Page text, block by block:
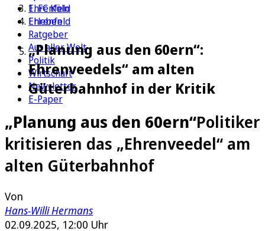
1. FC Köln
Erleben
Ratgeber
Aus aller Welt
Politik
Wirtschaft
Newsletter
E-Paper
Ehrenfeld
Ehrenfeld
„Planung aus den 60ern“:
Ehrenveedels“ am alten
Güterbahnhof in der Kritik
„Planung aus den 60ern“Politiker
kritisieren das „Ehrenveedel“ am
alten Güterbahnhof
Von
Hans-Willi Hermans
02.09.2025, 12:00 Uhr